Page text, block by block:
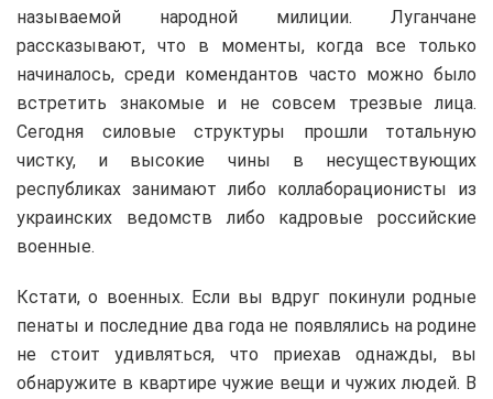
называемой народной милиции. Луганчане
рассказывают, что в моменты, когда все только
начиналось, среди комендантов часто можно было
встретить знакомые и не совсем трезвые лица.
Сегодня силовые структуры прошли тотальную
чистку, и высокие чины в несуществующих
республиках занимают либо коллаборационисты из
украинских ведомств либо кадровые российские
военные.
Кстати, о военных. Если вы вдруг покинули родные
пенаты и последние два года не появлялись на родине
не стоит удивляться, что приехав однажды, вы
обнаружите в квартире чужие вещи и чужих людей. В